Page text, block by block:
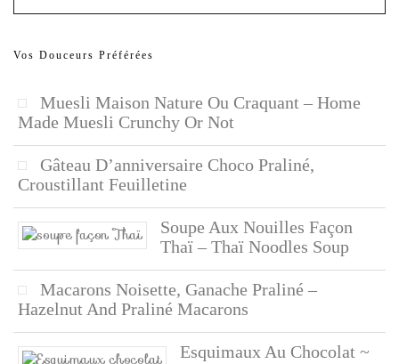
Vos Douceurs Préférées
Muesli Maison Nature Ou Craquant – Home
Made Muesli Crunchy Or Not
Gâteau D’anniversaire Choco Praliné,
Croustillant Feuilletine
Soupe Aux Nouilles Façon
Thaï – Thaï Noodles Soup
Macarons Noisette, Ganache Praliné –
Hazelnut And Praliné Macarons
Esquimaux Au Chocolat ~